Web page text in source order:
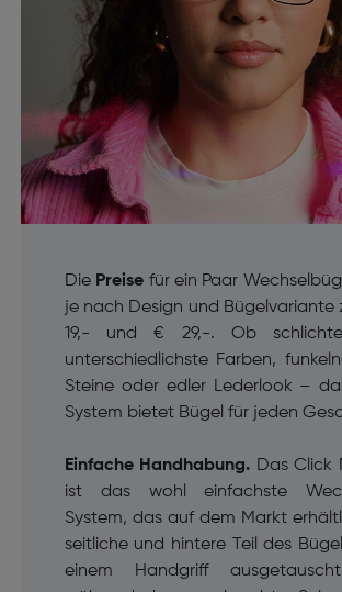
Die Preise für ein Paar
je nach Design und Bügelvariante
19,- und € 29,-. Ob schlichte
unterschiedlichste Farben,
Steine oder edler Lederlook –
System bietet Bügel für jeden
Einfache Handhabung. Das Click
ist das wohl einfachste
System, das auf dem Markt
seitliche und hintere Teil des
einem Handgriff